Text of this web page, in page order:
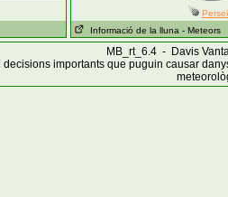
Informació de la lluna - Meteors
MB_rt_6.4 - Davis
decisions importants que puguin causar